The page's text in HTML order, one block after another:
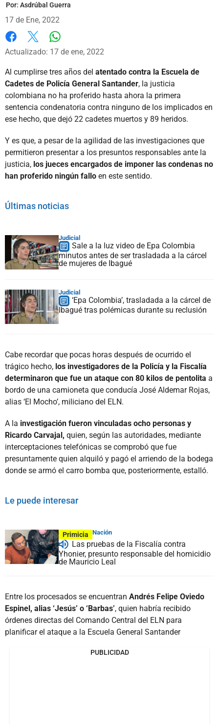
Por: Asdrúbal Guerra
17 de Ene, 2022
Facebook
X
Actualizado: 17 de ene, 2022
Al cumplirse tres años del atentado contra la Escuela de
Cadetes de Policía General Santander, la justicia
colombiana no ha proferido hasta ahora la primera
sentencia condenatoria contra ninguno de los implicados en
ese hecho, que dejó 22 cadetes muertos y 89 heridos.
Y es que, a pesar de la agilidad de las investigaciones que
permitieron presentar a los presuntos responsables ante la
justicia, los jueces encargados de imponer las condenas no
han proferido ningún fallo en este sentido.
Últimas noticias
Judicial
Sale a la luz video de Epa Colombia
minutos antes de ser trasladada a la cárcel
de mujeres de Ibagué
Judicial
‘Epa Colombia’, trasladada a la cárcel de
Ibagué tras polémicas durante su reclusión
Cabe recordar que pocas horas después de ocurrido el
trágico hecho, los investigadores de la Policía y la Fiscalía
determinaron que fue un ataque con 80 kilos de pentolita a
bordo de una camioneta que conducía José Aldemar Rojas,
alias ‘El Mocho’, miliciano del ELN.
A la investigación fueron vinculadas ocho personas y
Ricardo Carvajal, quien, según las autoridades, mediante
interceptaciones telefónicas se comprobó que fue
presuntamente quien alquiló y pagó el arriendo de la bodega
donde se armó el carro bomba que, posteriormente, estalló.
Le puede interesar
Primicia Nación
Las pruebas de la Fiscalía contra
Yhonier, presunto responsable del homicidio
de Mauricio Leal
Entre los procesados se encuentran Andrés Felipe Oviedo
Espinel, alias ‘Jesús’ o ‘Barbas’, quien habría recibido
órdenes directas del Comando Central del ELN para
planificar el ataque a la Escuela General Santander
PUBLICIDAD